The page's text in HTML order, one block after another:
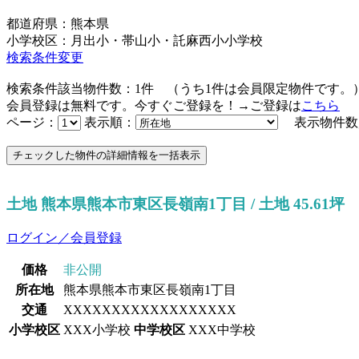
都道府県：熊本県
小学校区：月出小・帯山小・託麻西小小学校
検索条件変更
検索条件該当物件数： 1件 （うち1件は会員限定物件です。）
会員登録は無料です。今すぐご登録を！→ご登録はこちら
ページ：
表示順： 表示物件数
土地 熊本県熊本市東区長嶺南1丁目 / 土地 45.61坪
ログイン／会員登録
価格
非公開
所在地
熊本県熊本市東区長嶺南1丁目
交通
XXXXXXXXXXXXXXXXXX
小学校区 XXX小学校 中学校区 XXX中学校